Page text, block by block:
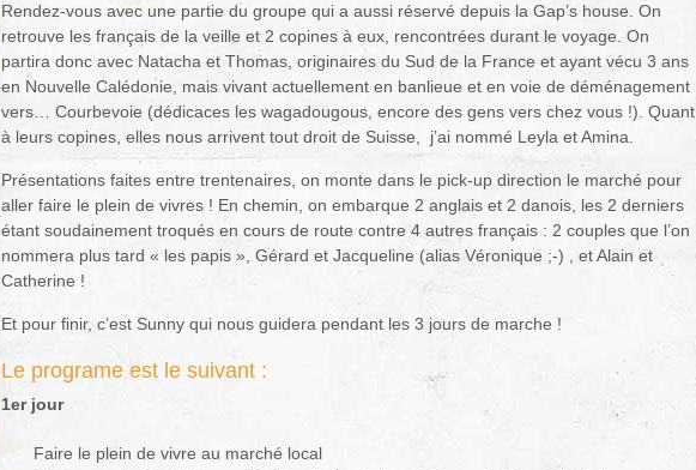
Rendez-vous avec une partie du groupe qui a aussi réservé depuis la Gap’s house. On
retrouve les français de la veille et 2 copines à eux, rencontrées durant le voyage. On
partira donc avec Natacha et Thomas, originaires du Sud de la France et ayant vécu 3 ans
en Nouvelle Calédonie, mais vivant actuellement en banlieue et en voie de déménagement
vers… Courbevoie (dédicaces les wagadougous, encore des gens vers chez vous !). Quant
à leurs copines, elles nous arrivent tout droit de Suisse, j’ai nommé Leyla et Amina.
Présentations faites entre trentenaires, on monte dans le pick-up direction le marché pour
aller faire le plein de vivres ! En chemin, on embarque 2 anglais et 2 danois, les 2 derniers
étant soudainement troqués en cours de route contre 4 autres français : 2 couples que l’on
nommera plus tard « les papis », Gérard et Jacqueline (alias Véronique ;-) , et Alain et
Catherine !
Et pour finir, c’est Sunny qui nous guidera pendant les 3 jours de marche !
Le programe est le suivant :
1er jour
Faire le plein de vivre au marché local